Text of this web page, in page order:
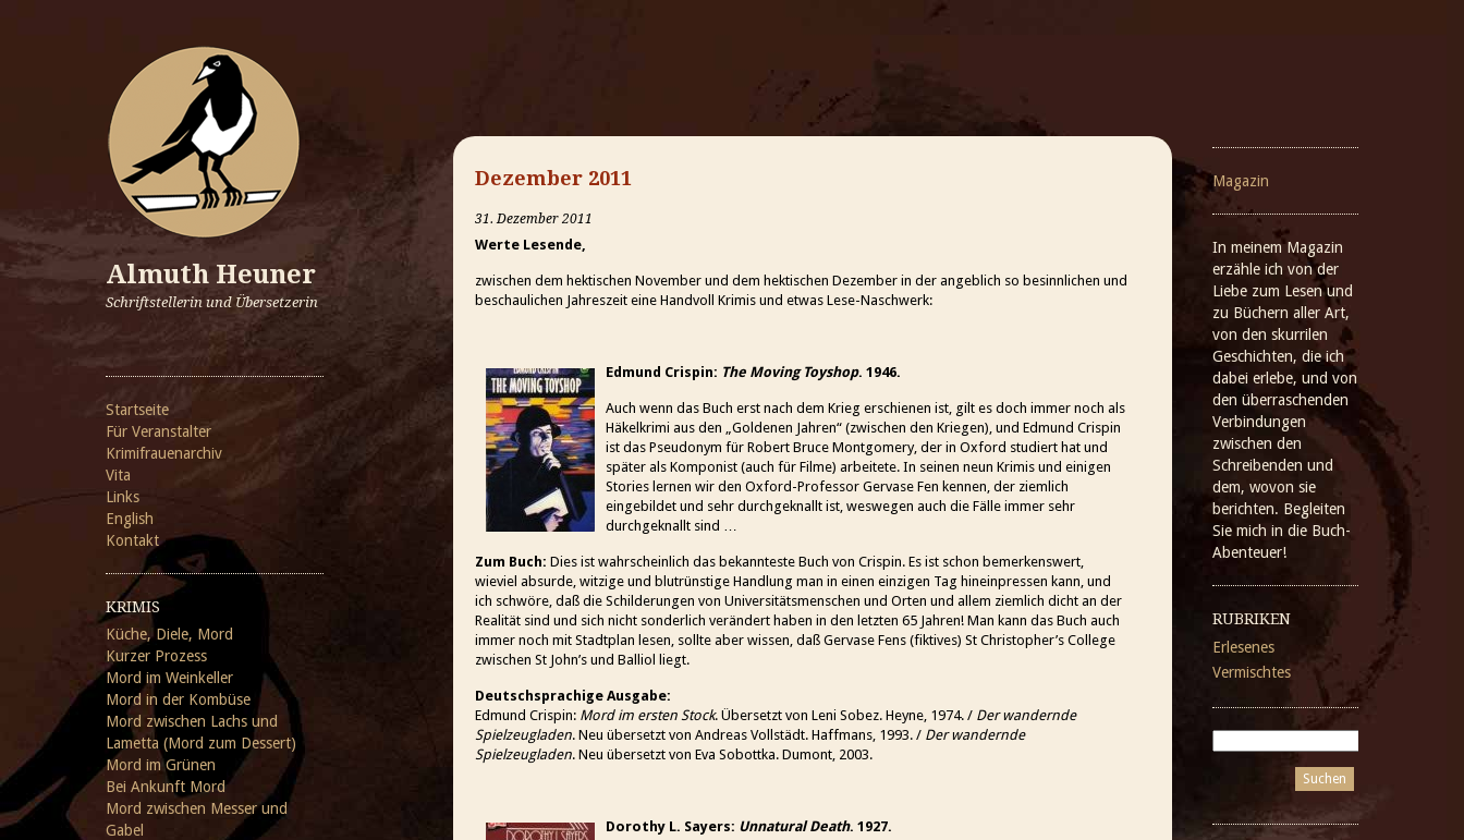
Almuth Heuner
Schriftstellerin und Übersetzerin
Startseite
Für Veranstalter
Krimifrauenarchiv
Vita
Links
English
Kontakt
KRIMIS
Küche, Diele, Mord
Kurzer Prozess
Mord im Weinkeller
Mord in der Kombüse
Mord zwischen Lachs und
Lametta (Mord zum Dessert)
Mord im Grünen
Bei Ankunft Mord
Mord zwischen Messer und
Gabel
Dezember 2011
31. Dezember 2011
Werte Lesende,
zwischen dem hektischen November und dem hektischen Dezember in der angeblich so besinnlichen und
beschaulichen Jahreszeit eine Handvoll Krimis und etwas Lese-Naschwerk:
Edmund Crispin: The Moving Toyshop. 1946.
Auch wenn das Buch erst nach dem Krieg erschienen ist, gilt es doch immer noch als
Häkelkrimi aus den „Goldenen Jahren“ (zwischen den Kriegen), und Edmund Crispin
ist das Pseudonym für Robert Bruce Montgomery, der in Oxford studiert hat und
später als Komponist (auch für Filme) arbeitete. In seinen neun Krimis und einigen
Stories lernen wir den Oxford-Professor Gervase Fen kennen, der ziemlich
eingebildet und sehr durchgeknallt ist, weswegen auch die Fälle immer sehr
durchgeknallt sind …
Zum Buch: Dies ist wahrscheinlich das bekannteste Buch von Crispin. Es ist schon bemerkenswert,
wieviel absurde, witzige und blutrünstige Handlung man in einen einzigen Tag hineinpressen kann, und
ich schwöre, daß die Schilderungen von Universitätsmenschen und Orten und allem ziemlich dicht an der
Realität sind und sich nicht sonderlich verändert haben in den letzten 65 Jahren! Man kann das Buch auch
immer noch mit Stadtplan lesen, sollte aber wissen, daß Gervase Fens (fiktives) St Christopher’s College
zwischen St John’s und Balliol liegt.
Deutschsprachige Ausgabe:
Edmund Crispin: Mord im ersten Stock. Übersetzt von Leni Sobez. Heyne, 1974. / Der wandernde
Spielzeugladen. Neu übersetzt von Andreas Vollstädt. Haffmans, 1993. / Der wandernde
Spielzeugladen. Neu übersetzt von Eva Sobottka. Dumont, 2003.
Dorothy L. Sayers: Unnatural Death. 1927.
Magazin
In meinem Magazin
erzähle ich von der
Liebe zum Lesen und
zu Büchern aller Art,
von den skurrilen
Geschichten, die ich
dabei erlebe, und von
den überraschenden
Verbindungen
zwischen den
Schreibenden und
dem, wovon sie
berichten. Begleiten
Sie mich in die Buch-
Abenteuer!
RUBRIKEN
Erlesenes
Vermischtes